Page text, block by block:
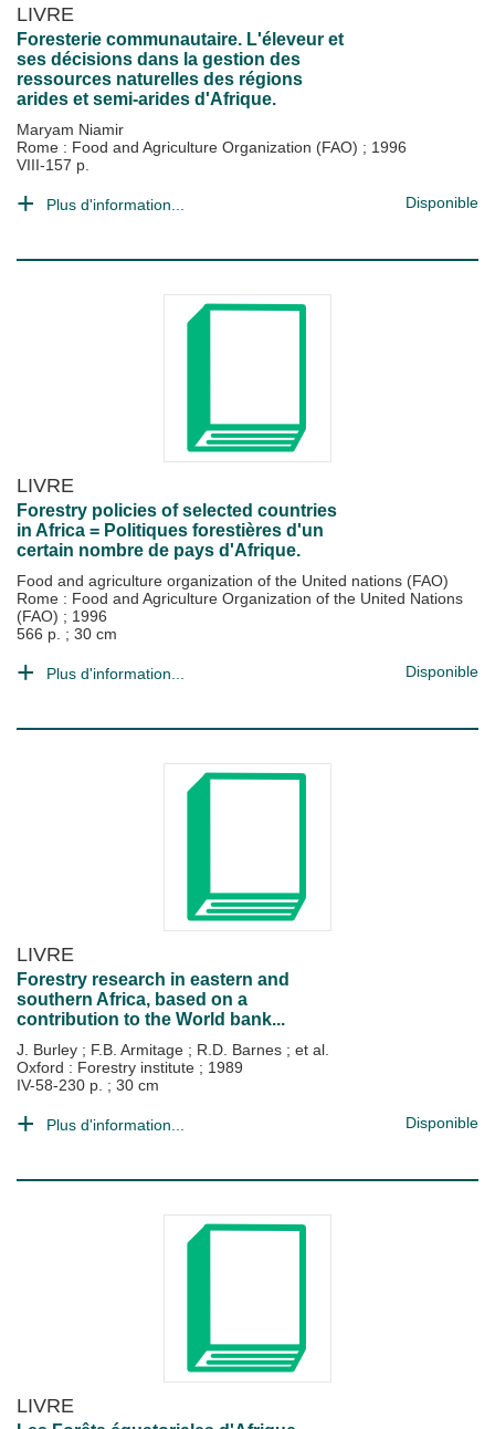
LIVRE
Foresterie communautaire. L'éleveur et
ses décisions dans la gestion des
ressources naturelles des régions
arides et semi-arides d'Afrique.
Maryam Niamir
Rome : Food and Agriculture Organization (FAO) ; 1996
VIII-157 p.
Plus d'information... Disponible
LIVRE
Forestry policies of selected countries
in Africa = Politiques forestières d'un
certain nombre de pays d'Afrique.
Food and agriculture organization of the United nations (FAO)
Rome : Food and Agriculture Organization of the United Nations
(FAO) ; 1996
566 p. ; 30 cm
Plus d'information... Disponible
LIVRE
Forestry research in eastern and
southern Africa, based on a
contribution to the World bank...
J. Burley ; F.B. Armitage ; R.D. Barnes ; et al.
Oxford : Forestry institute ; 1989
IV-58-230 p. ; 30 cm
Plus d'information... Disponible
LIVRE